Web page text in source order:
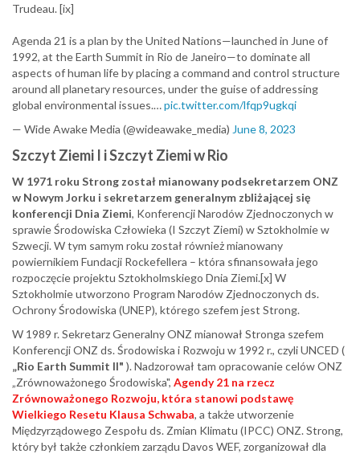
Trudeau. [ix]
Agenda 21 is a plan by the United Nations—launched in June of
1992, at the Earth Summit in Rio de Janeiro—to dominate all
aspects of human life by placing a command and control structure
around all planetary resources, under the guise of addressing
global environmental issues.…pic.twitter.com/lfqp9ugkqi
— Wide Awake Media (@wideawake_media) June 8, 2023
Szczyt Ziemi I i Szczyt Ziemi w Rio
W 1971 roku Strong został mianowany podsekretarzem ONZ
w Nowym Jorku i sekretarzem generalnym zbliżającej się
konferencji Dnia Ziemi, Konferencji Narodów Zjednoczonych w
sprawie Środowiska Człowieka (I Szczyt Ziemi) w Sztokholmie w
Szwecji. W tym samym roku został również mianowany
powiernikiem Fundacji Rockefellera – która sfinansowała jego
rozpoczęcie projektu Sztokholmskiego Dnia Ziemi.[x] W
Sztokholmie utworzono Program Narodów Zjednoczonych ds.
Ochrony Środowiska (UNEP), którego szefem jest Strong.
W 1989 r. Sekretarz Generalny ONZ mianował Stronga szefem
Konferencji ONZ ds. Środowiska i Rozwoju w 1992 r., czyli UNCED (
„Rio Earth Summit II" ). Nadzorował tam opracowanie celów ONZ
„Zrównoważonego Środowiska", Agendy 21 na rzecz
Zrównoważonego Rozwoju, która stanowi podstawę
Wielkiego Resetu Klausa Schwaba, a także utworzenie
Międzyrządowego Zespołu ds. Zmian Klimatu (IPCC) ONZ. Strong,
który był także członkiem zarządu Davos WEF, zorganizował dla